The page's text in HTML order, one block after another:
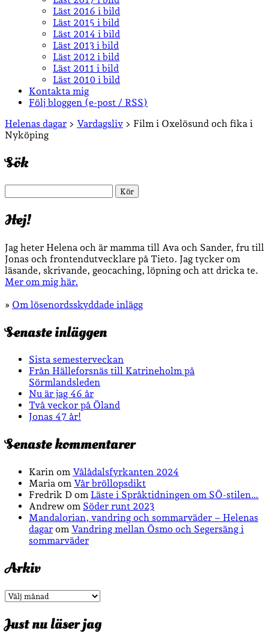
Läst 2016 i bild
Läst 2015 i bild
Läst 2014 i bild
Läst 2013 i bild
Läst 2012 i bild
Läst 2011 i bild
Läst 2010 i bild
Kontakta mig
Följ bloggen (e-post / RSS)
Sidopanel
Helenas dagar > Vardagsliv > Film i Oxelösund och fika i
Nyköping
Sök
Hej!
Jag heter Helena och är mamma till Ava och Sander, fru till
Jonas och frontendutvecklare på Tieto. Jag tycker om
läsande, skrivande, geocaching, löpning och att dricka te.
Mer om mig här.
» Om lösenordsskyddade inlägg
Senaste inläggen
Sista semesterveckan
Från Hälleforsnäs till Katrineholm på
Sörmlandsleden
Nu är jag 46 år
Två veckor på Öland
Jonas 47 år!
Senaste kommentarer
Karin om Vålådalsfyrkanten 2024
Maria om Vår bröllopsdikt
Fredrik D om Läste i Språktidningen om SÖ-stilen…
Andrew om Söder runt 2023
Mandalorian, vandring och sommarväder – Helenas
dagar om Vandring mellan Ösmo och Segersäng i
sommarväder
Arkiv
Arkiv
Just nu läser jag